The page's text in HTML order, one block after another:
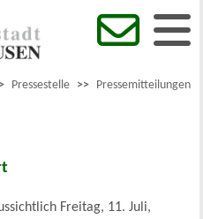
Pressestelle >> Pressemitteilungen
Freitag, 11. Juli,